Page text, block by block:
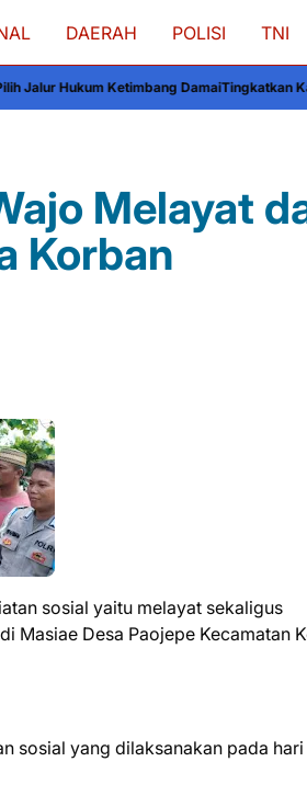
DAERAH POLISI TNI
DamaiTingkatkan Kamtibmas Soppeng,
Melayat
Korban
sosial yaitu melayat sekaligus
Masiae Desa Paojepe Kecamatan
sosial yang dilaksanakan pada